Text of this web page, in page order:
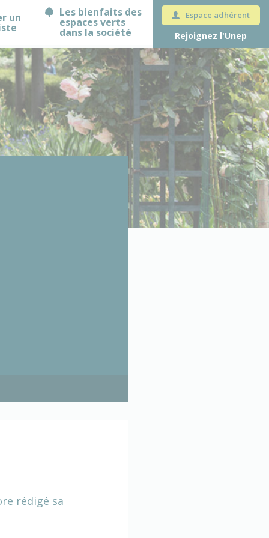
un Les bienfaits des
espaces verts
dans la société
Espace adhérent
Rejoignez l'Unep
rédigé sa